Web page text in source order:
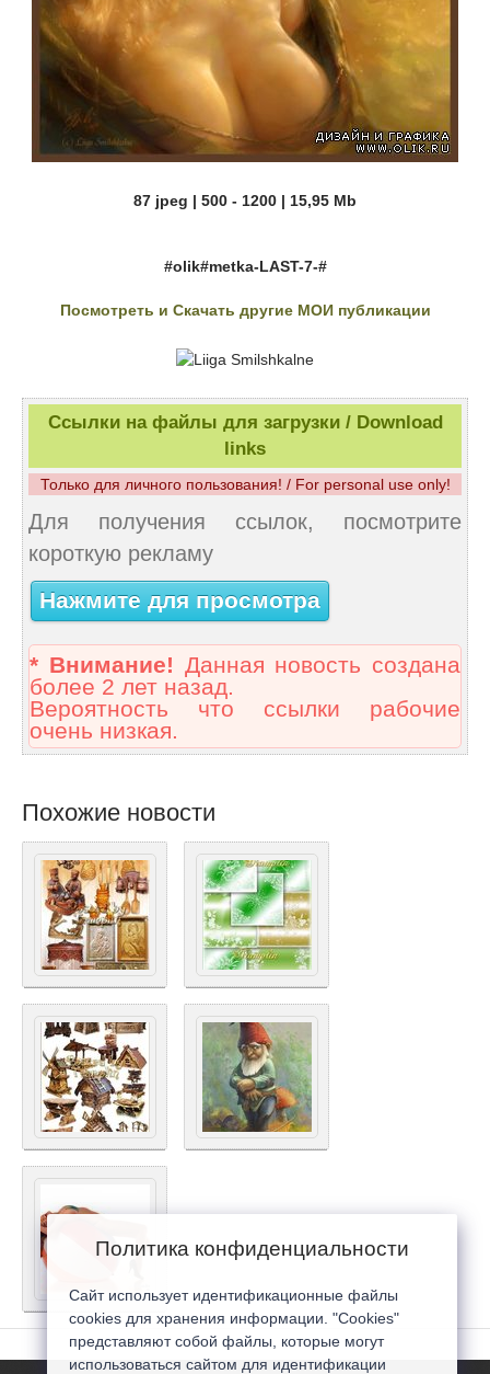
87 jpeg | 500 - 1200 | 15,95 Mb
#olik#metka-LAST-7-#
Посмотреть и Скачать другие МОИ публикации
Ссылки на файлы для загрузки / Download
links
Только для личного пользования! / For personal use only!
Для получения ссылок, посмотрите
короткую рекламу
Нажмите для просмотра
* Внимание! Данная новость создана
более 2 лет назад.
Вероятность что ссылки рабочие
очень низкая.
Похожие новости
Политика конфиденциальности
Сайт использует идентификационные файлы
cookies для хранения информации. "Cookies"
представляют собой файлы, которые могут
использоваться сайтом для идентификации